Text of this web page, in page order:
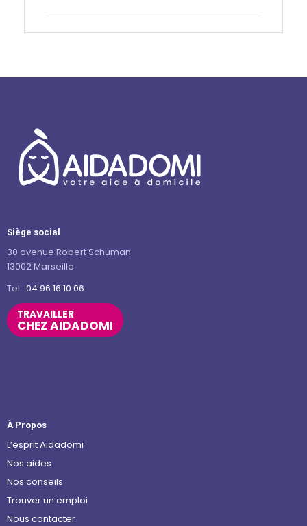
Siège social
30 avenue Robert Schuman
13002 Marseille
Tel : 04 96 16 10 06
TRAVAILLER
CHEZ AIDADOMI
À Propos
L’esprit Aidadomi
Nos aides
Nos conseils
Trouver un emploi
Nous contacter